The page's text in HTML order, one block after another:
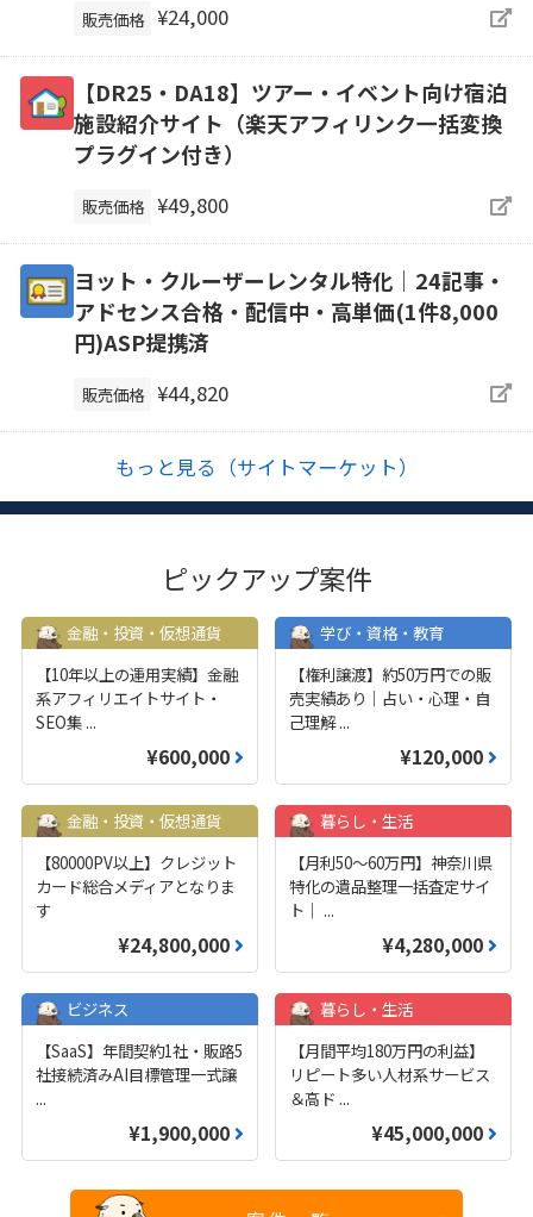
販売価格 ¥24,000
【DR25・DA18】ツアー・イベント向け宿泊
施設紹介サイト（楽天アフィリンク一括変換
プラグイン付き）
販売価格 ¥49,800
ヨット・クルーザーレンタル特化｜24記事・
アドセンス合格・配信中・高単価(1件8,000
円)ASP提携済
販売価格 ¥44,820
もっと見る（サイトマーケット）
ピックアップ案件
金融・投資・仮想通貨
【10年以上の運用実績】金融
系アフィリエイトサイト・
SEO集 ...
¥600,000
学び・資格・教育
【権利譲渡】約50万円での販
売実績あり｜占い・心理・自
己理解...
¥120,000
金融・投資・仮想通貨
【80000PV以上】クレジット
カード総合メディアとなりま
す
¥24,800,000
暮らし・生活
【月利50〜60万円】神奈川県
特化の遺品整理一括査定サイ
ト｜ ...
¥4,280,000
ビジネス
【SaaS】年間契約1社・販路5
社接続済みAI目標管理一式譲
...
¥1,900,000
暮らし・生活
【月間平均180万円の利益】
リピート多い人材系サービス
＆高ド ...
¥45,000,000